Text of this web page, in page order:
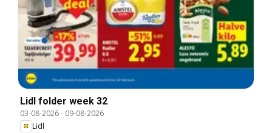
Lidl folder week 32
03-08-2026- 09-08-2026
Lidl